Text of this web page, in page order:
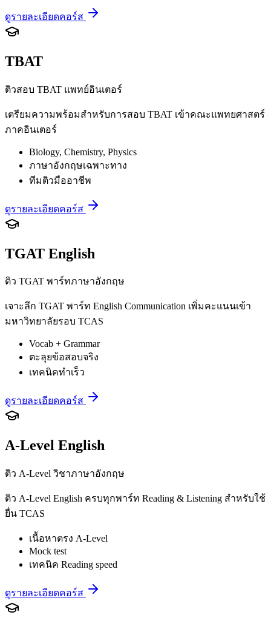
ดูรายละเอียดคอร์ส
TBAT
ติวสอบ TBAT แพทย์อินเตอร์
เตรียมความพร้อมสำหรับการสอบ TBAT เข้าคณะแพทยศาสตร์
ภาคอินเตอร์
Biology, Chemistry, Physics
ภาษาอังกฤษเฉพาะทาง
ทีมติวมืออาชีพ
ดูรายละเอียดคอร์ส
TGAT English
ติว TGAT พาร์ทภาษาอังกฤษ
เจาะลึก TGAT พาร์ท English Communication เพิ่มคะแนนเข้า
มหาวิทยาลัยรอบ TCAS
Vocab + Grammar
ตะลุยข้อสอบจริง
เทคนิคทำเร็ว
ดูรายละเอียดคอร์ส
A-Level English
ติว A-Level วิชาภาษาอังกฤษ
ติว A-Level English ครบทุกพาร์ท Reading & Listening สำหรับใช้
ยื่น TCAS
เนื้อหาตรง A-Level
Mock test
เทคนิค Reading speed
ดูรายละเอียดคอร์ส